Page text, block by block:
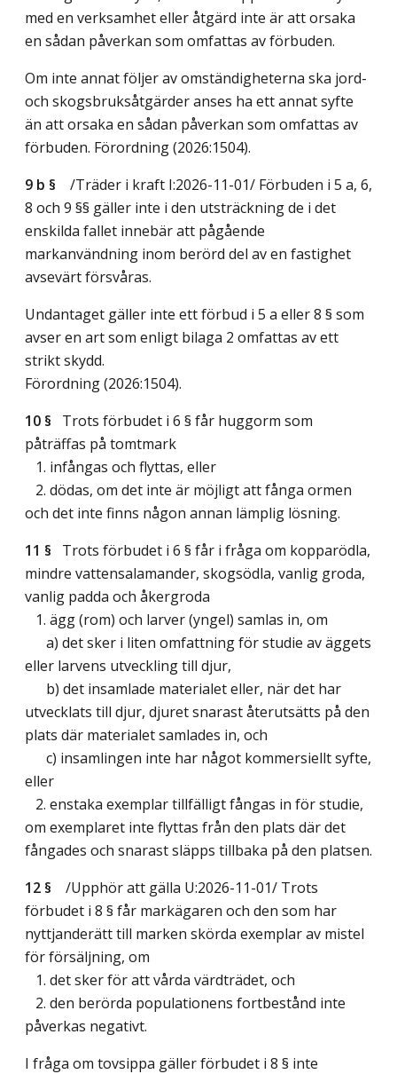
med en verksamhet eller åtgärd inte är att orsaka
en sådan påverkan som omfattas av förbuden.
Om inte annat följer av omständigheterna ska jord-
och skogsbruksåtgärder anses ha ett annat syfte
än att orsaka en sådan påverkan som omfattas av
förbuden. Förordning (2026:1504).
9 b §
/Träder i kraft I:2026-11-01/ Förbuden i 5 a, 6,
8 och 9 §§ gäller inte i den utsträckning de i det
enskilda fallet innebär att pågående
markanvändning inom berörd del av en fastighet
avsevärt försvåras.
Undantaget gäller inte ett förbud i 5 a eller 8 § som
avser en art som enligt bilaga 2 omfattas av ett
strikt skydd.
Förordning (2026:1504).
10 § Trots förbudet i 6 § får huggorm som
påträffas på tomtmark
1. infångas och flyttas, eller
2. dödas, om det inte är möjligt att fånga ormen
och det inte finns någon annan lämplig lösning.
11 § Trots förbudet i 6 § får i fråga om kopparödla,
mindre vattensalamander, skogsödla, vanlig groda,
vanlig padda och åkergroda
1. ägg (rom) och larver (yngel) samlas in, om
a) det sker i liten omfattning för studie av äggets
eller larvens utveckling till djur,
b) det insamlade materialet eller, när det har
utvecklats till djur, djuret snarast återutsätts på den
plats där materialet samlades in, och
c) insamlingen inte har något kommersiellt syfte,
eller
2. enstaka exemplar tillfälligt fångas in för studie,
om exemplaret inte flyttas från den plats där det
fångades och snarast släpps tillbaka på den platsen.
12 §
/Upphör att gälla U:2026-11-01/ Trots
förbudet i 8 § får markägaren och den som har
nyttjanderätt till marken skörda exemplar av mistel
för försäljning, om
1. det sker för att vårda värdträdet, och
2. den berörda populationens fortbestånd inte
påverkas negativt.
I fråga om tovsippa gäller förbudet i 8 § inte